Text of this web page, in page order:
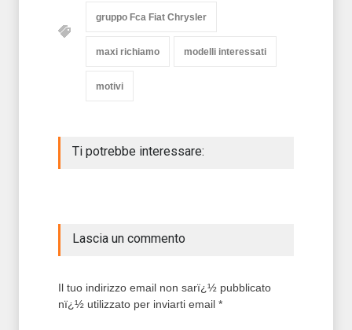
gruppo Fca Fiat Chrysler
maxi richiamo modelli interessati
motivi
Ti potrebbe interessare:
Lascia un commento
Il tuo indirizzo email non sarï¿½ pubblicato
nï¿½ utilizzato per inviarti email *